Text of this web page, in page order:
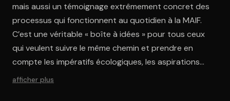
mais aussi un témoignage extrêmement concret des
processus qui fonctionnent au quotidien à la MAIF.
C’est une véritable « boîte à idées » pour tous ceux
qui veulent suivre le même chemin et prendre en
compte les impératifs écologiques, les aspirations
sociales des salariés et les injonctions des clients-
afficher plus